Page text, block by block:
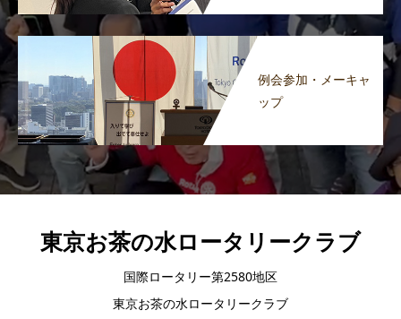
例会参加・メーキャ
ップ
東京お茶の水ロータリークラブ
国際ロータリー第2580地区
東京お茶の水ロータリークラブ